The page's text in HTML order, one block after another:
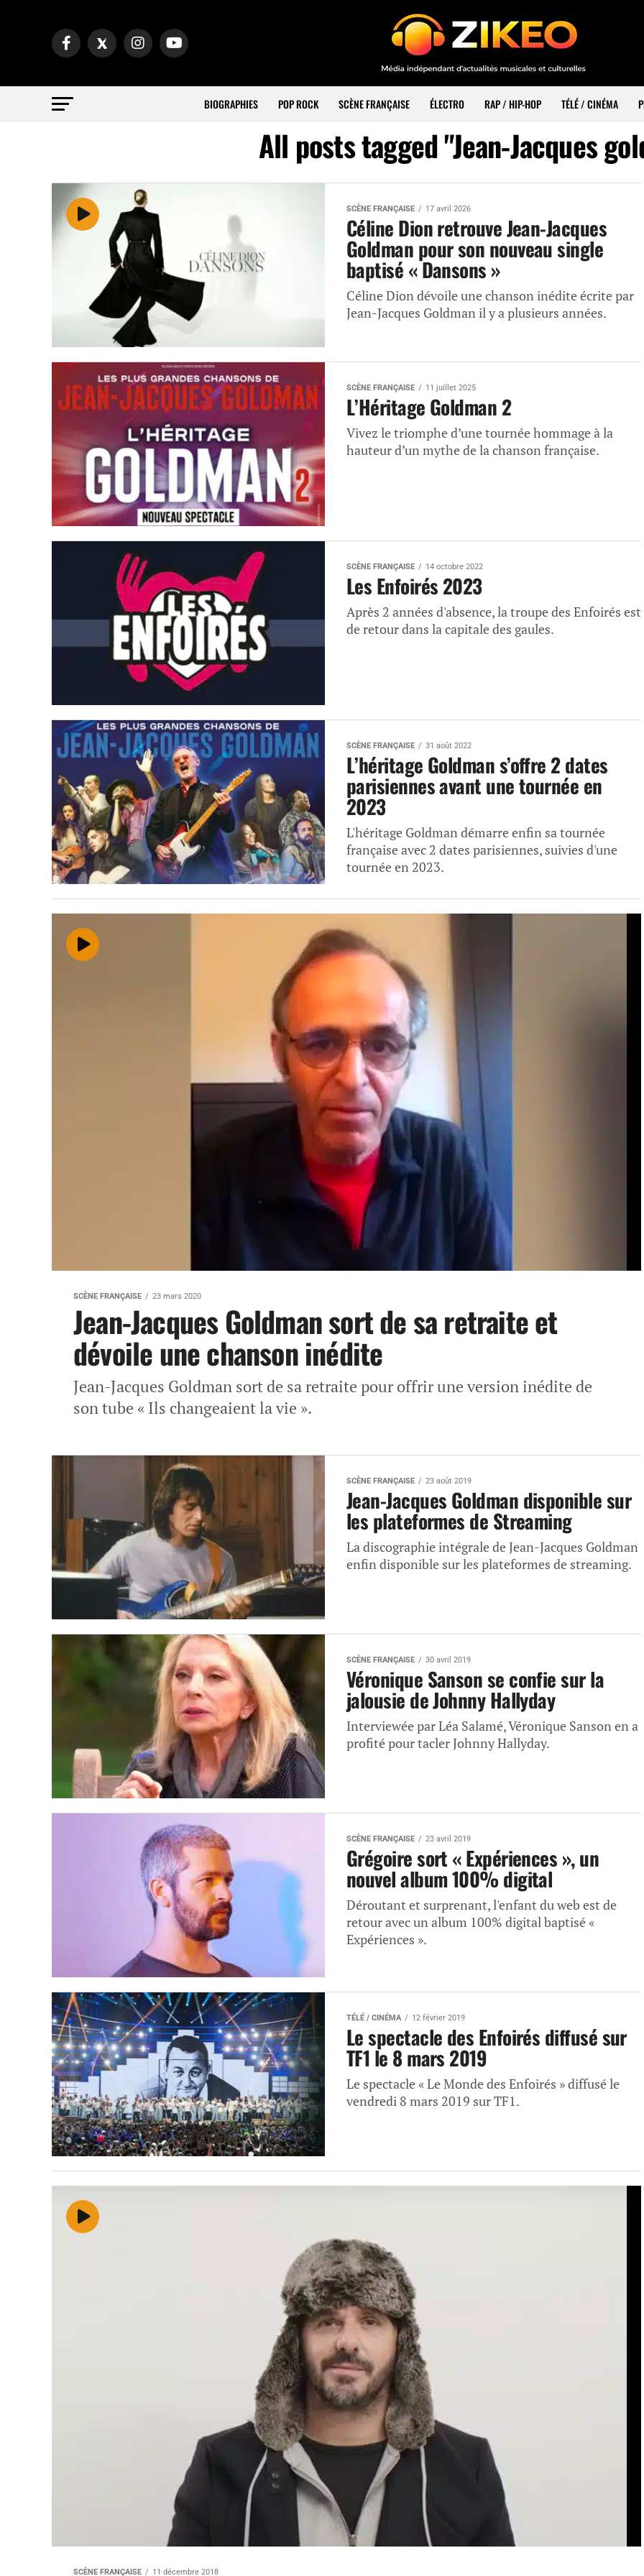
BIOGRAPHIES POP ROCK SCÈNE FRANÇAISE ÉLECTRO RAP / HIP-HOP TÉLÉ / CINÉMA
All posts tagged "Jean-Jacques
SCÈNE FRANÇAISE 17 avril 2026
Céline Dion retrouve Jean-Jacques
Goldman pour son nouveau single
baptisé « Dansons »
Céline Dion dévoile une chanson inédite écrite par
Jean-Jacques Goldman il y a plusieurs années.
SCÈNE FRANÇAISE 11 juillet 2025
L’Héritage Goldman 2
Vivez le triomphe d’une tournée hommage à la
hauteur d’un mythe de la chanson française.
SCÈNE FRANÇAISE 14 octobre 2022
Les Enfoirés 2023
Après 2 années d'absence, la troupe des Enfoirés est
de retour dans la capitale des gaules.
SCÈNE FRANÇAISE 31 août 2022
L’héritage Goldman s’offre 2 dates
parisiennes avant une tournée en
2023
L'héritage Goldman démarre enfin sa tournée
française avec 2 dates parisiennes, suivies d'une
tournée en 2023.
SCÈNE FRANÇAISE 23 mars 2020
Jean-Jacques Goldman sort de sa retraite et
dévoile une chanson inédite
Jean-Jacques Goldman sort de sa retraite pour offrir une version inédite de
son tube « Ils changeaient la vie ».
SCÈNE FRANÇAISE 23 août 2019
Jean-Jacques Goldman disponible sur
les plateformes de Streaming
La discographie intégrale de Jean-Jacques Goldman
enfin disponible sur les plateformes de streaming.
SCÈNE FRANÇAISE 30 avril 2019
Véronique Sanson se confie sur la
jalousie de Johnny Hallyday
Interviewée par Léa Salamé, Véronique Sanson en a
profité pour tacler Johnny Hallyday.
SCÈNE FRANÇAISE 23 avril 2019
Grégoire sort « Expériences », un
nouvel album 100% digital
Déroutant et surprenant, l'enfant du web est de
retour avec un album 100% digital baptisé «
Expériences ».
TÉLÉ / CINÉMA 12 février 2019
Le spectacle des Enfoirés diffusé sur
TF1 le 8 mars 2019
Le spectacle « Le Monde des Enfoirés » diffusé le
vendredi 8 mars 2019 sur TF1.
SCÈNE FRANÇAISE 11 décembre 2018